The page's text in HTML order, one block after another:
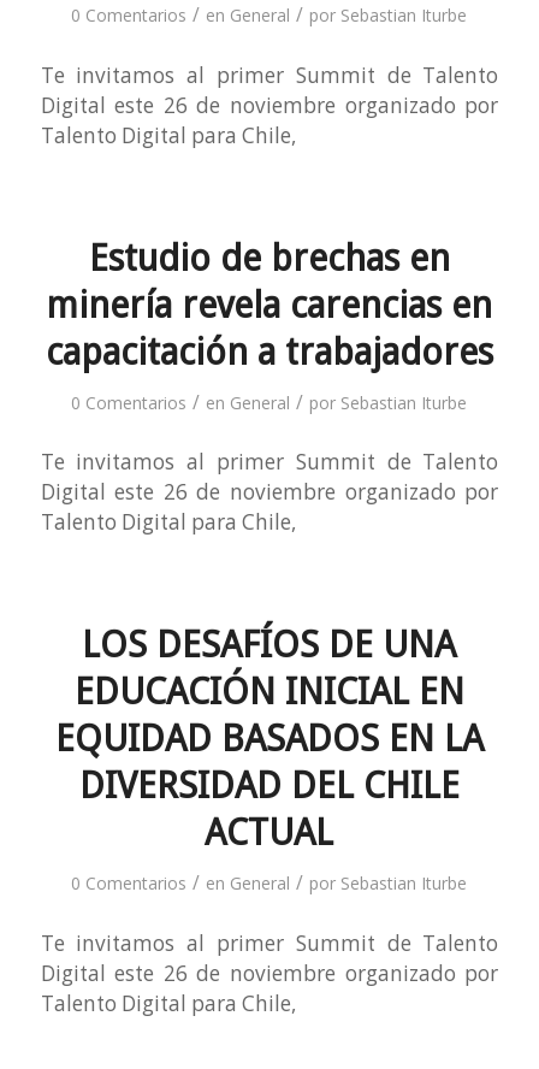
0 Comentarios / en General / por Sebastian Iturbe
Te invitamos al primer Summit de Talento
Digital este 26 de noviembre organizado por
Talento Digital para Chile,
Estudio de brechas en
minería revela carencias en
capacitación a trabajadores
0 Comentarios / en General / por Sebastian Iturbe
Te invitamos al primer Summit de Talento
Digital este 26 de noviembre organizado por
Talento Digital para Chile,
LOS DESAFÍOS DE UNA
EDUCACIÓN INICIAL EN
EQUIDAD BASADOS EN LA
DIVERSIDAD DEL CHILE
ACTUAL
0 Comentarios / en General / por Sebastian Iturbe
Te invitamos al primer Summit de Talento
Digital este 26 de noviembre organizado por
Talento Digital para Chile,